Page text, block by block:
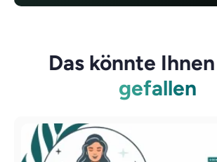
Das könnte Ihnen
gefallen